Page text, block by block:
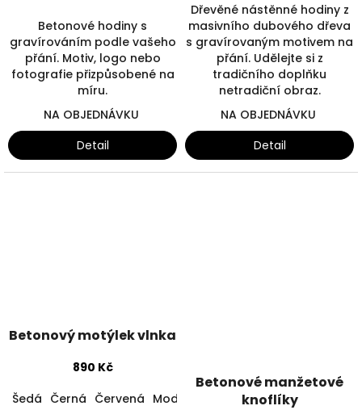
Betonové hodiny s
gravírováním podle vašeho
přání. Motiv, logo nebo
fotografie přizpůsobené na
míru.
NA OBJEDNÁVKU
Detail
Dřevěné nástěnné hodiny z
masivního dubového dřeva
s gravírovaným motivem na
přání. Udělejte si z
tradičního doplňku
netradiční obraz.
NA OBJEDNÁVKU
Detail
Betonový motýlek vlnka
890 Kč
Šedá Černá Červená Modrá
Žlutá
Betonové manžetové
knoflíky